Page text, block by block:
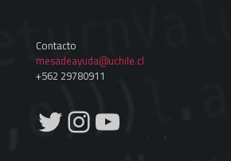
Contacto
mesadeayuda@uchile.cl
+562 29780911
Twitter
Instagram
YouTube